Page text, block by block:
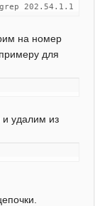
202.54.1.1
на номер
для
удалим из